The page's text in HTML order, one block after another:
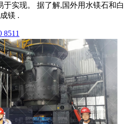
于实现。 据了解,国外用水镁石和白
镁 .
8511